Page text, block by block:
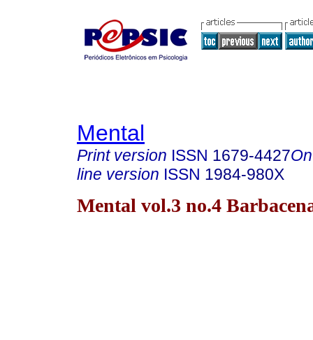
Mental
Print version ISSN 1679-4427
line version ISSN 1984-980X
Mental vol.3 no.4